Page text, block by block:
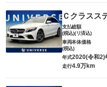
Ｃクラスス
支払総額
(税込)(リ済込)
車両本体価格
(税込)
年式2020(令和2)
走行4.9万km